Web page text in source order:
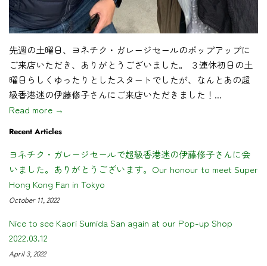
先週の土曜日、ヨネチク・ガレージセールのポップアップに
ご来店いただき、ありがとうございました。 ３連休初日の土
曜日らしくゆったりとしたスタートでしたが、なんとあの超
級香港迷の伊藤修子さんにご来店いただきました！...
Read more →
Recent Articles
ヨネチク・ガレージセールで超級香港迷の伊藤修子さんに会
いました。ありがとうございます。Our honour to meet Super
Hong Kong Fan in Tokyo
October 11, 2022
Nice to see Kaori Sumida San again at our Pop-up Shop
2022.03.12
April 3, 2022